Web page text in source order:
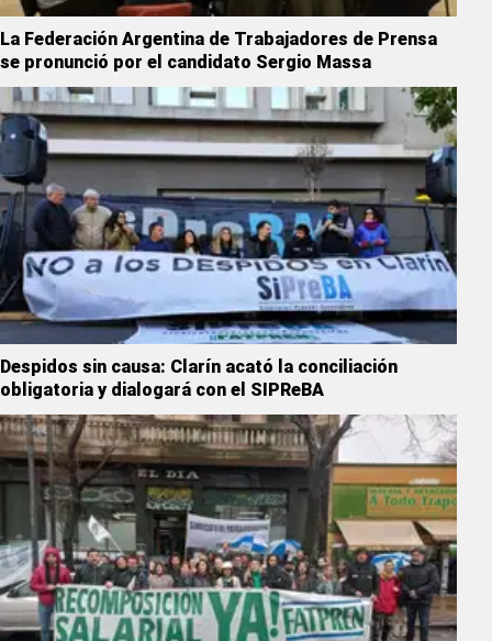
La Federación Argentina de Trabajadores de Prensa
se pronunció por el candidato Sergio Massa
Despidos sin causa: Clarín acató la conciliación
obligatoria y dialogará con el SIPReBA